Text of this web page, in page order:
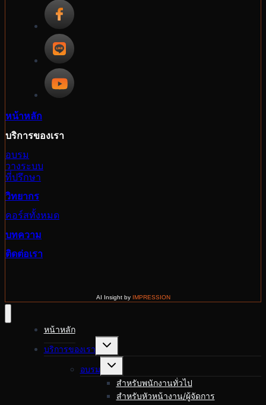
หน้าหลัก
บริการของเรา
อบรม
วางระบบ
ที่ปรึกษา
วิทยากร
คอร์สทั้งหมด
บทความ
ติดต่อเรา
AI Insight by IMPRESSION
หน้าหลัก
บริการของเรา
Toggle
menu
อบรม
Toggle
menuสำหรับพนักงานทั่วไป
สำหรับหัวหน้างาน/ผู้จัดการ